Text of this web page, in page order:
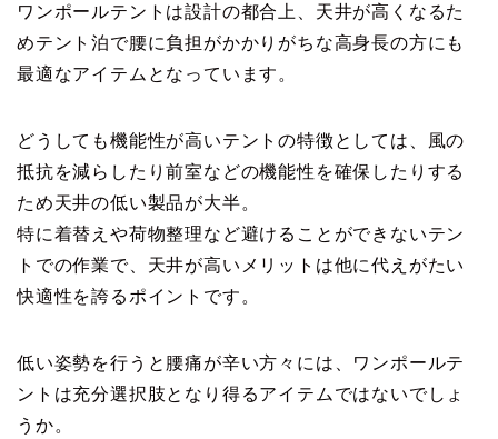
ワンポールテントは設計の都合上、天井が高くなるた
めテント泊で腰に負担がかかりがちな高身長の方にも
最適なアイテムとなっています。
どうしても機能性が高いテントの特徴としては、風の
抵抗を減らしたり前室などの機能性を確保したりする
ため天井の低い製品が大半。
特に着替えや荷物整理など避けることができないテン
トでの作業で、天井が高いメリットは他に代えがたい
快適性を誇るポイントです。
低い姿勢を行うと腰痛が辛い方々には、ワンポールテ
ントは充分選択肢となり得るアイテムではないでしょ
うか。